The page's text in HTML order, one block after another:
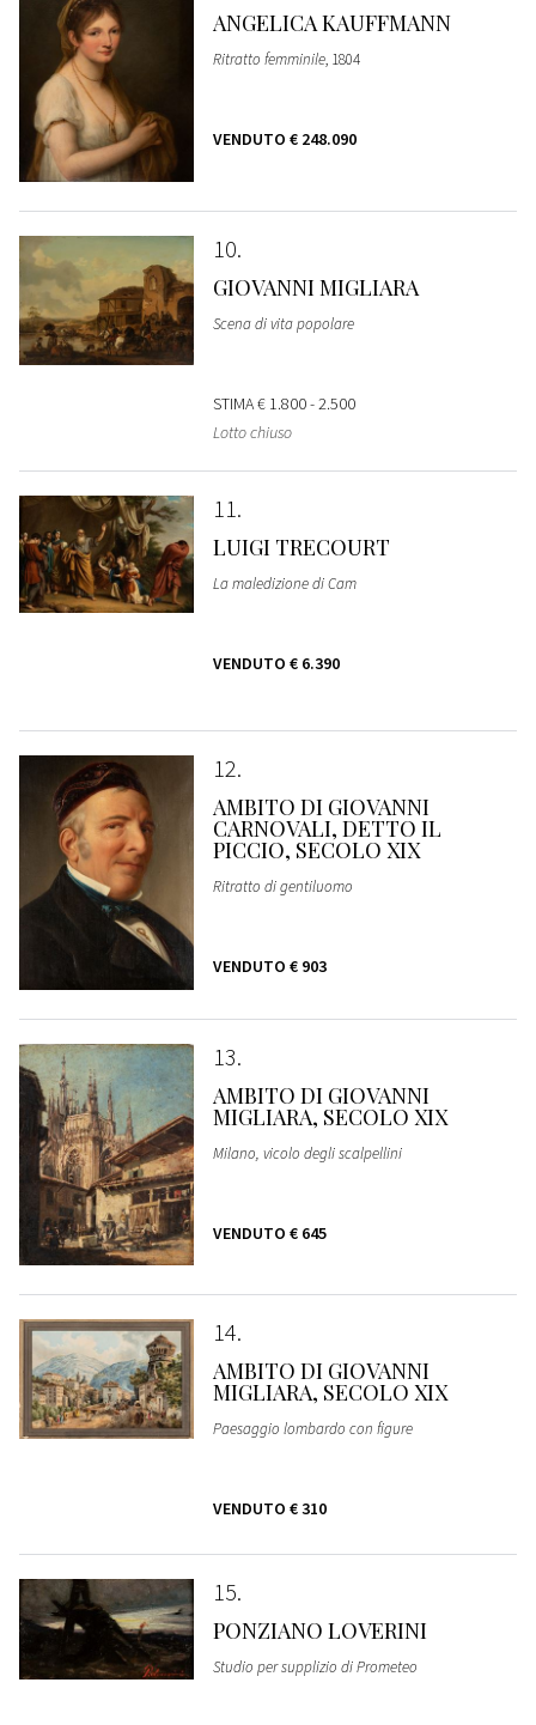
ANGELICA KAUFFMANN
Ritratto femminile, 1804
VENDUTO € 248.090
10
GIOVANNI MIGLIARA
Scena di vita popolare
STIMA€ 1.800 - 2.500
Lotto chiuso
11
LUIGI TRECOURT
La maledizione di Cam
VENDUTO € 6.390
12
AMBITO DI GIOVANNI
CARNOVALI, DETTO IL
PICCIO, SECOLO XIX
Ritratto di gentiluomo
VENDUTO € 903
13
AMBITO DI GIOVANNI
MIGLIARA, SECOLO XIX
Milano, vicolo degli scalpellini
VENDUTO € 645
14
AMBITO DI GIOVANNI
MIGLIARA, SECOLO XIX
Paesaggio lombardo con figure
VENDUTO € 310
15
PONZIANO LOVERINI
Studio per supplizio di Prometeo